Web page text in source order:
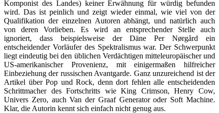
Komponist des Landes) keiner Erwähnung für würdig befunden
wird. Das ist peinlich und zeigt wieder einmal, wie viel von der
Qualifikation der einzelnen Autoren abhängt, und natürlich auch
von deren Vorlieben. Es wird an entsprechender Stelle auch
ignoriert, dass beispielsweise der Däne Per Nørgård ein
entscheidender Vorläufer des Spektralismus war. Der Schwerpunkt
liegt eindeutig bei den üblichen Verdächtigen mitteleuropäischer und
US-amerikanischer Provenienz, mit einigermaßen hilfreicher
Einbeziehung der russischen Avantgarde. Ganz unzureichend ist der
Artikel über Pop und Rock, denn dort fehlen alle entscheidenden
Schrittmacher des Fortschritts wie King Crimson, Henry Cow,
Univers Zero, auch Van der Graaf Generator oder Soft Machine.
Klar, die Autorin kennt sich einfach nicht genug aus.